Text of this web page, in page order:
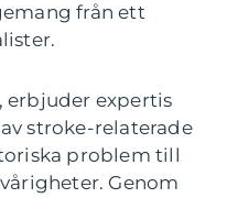
från ett
erbjuder expertis
stroke-relaterade
problem till
Genom